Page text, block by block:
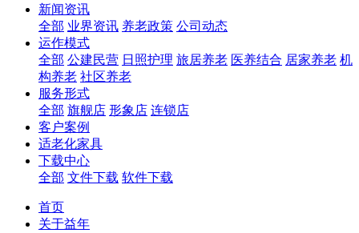
新闻资讯
全部 业界资讯 养老政策 公司动态
运作模式
全部 公建民营 日照护理 旅居养老 医养结合 居家养老 机
构养老 社区养老
服务形式
全部 旗舰店 形象店 连锁店
客户案例
适老化家具
下载中心
全部 文件下载 软件下载
首页
关于益年